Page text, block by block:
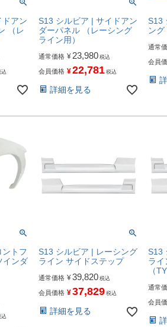
アン
（レ
込
S13 シルビア | サイドアン
ダーパネル （レーシング
ライン用）
通常価格 ¥ 23,980 税込
会員価格 ¥22,781 税込
詳細を見る
S13
ン
通常
会員
トフ
インダ
込
S13 シルビア | レーシング
ライン サイドステップ
通常価格 ¥39,820 税込
会員価格 ¥37,829 税込
詳細を見る
S13
ライ
（
通常
会員